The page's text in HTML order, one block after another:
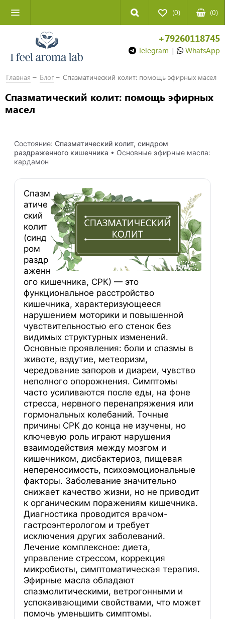
(0) (0)
+79260118745
Telegram | WhatsApp
Главная Блог Спазматический колит: помощь эфирных масел
Спазматический колит: помощь эфирных
масел
Состояние: Спазматический колит, синдром
раздраженного кишечника • Основные эфирные масла:
кардамон
Спазм
атиче
ский
колит
(синд
ром
раздр
аженн
ого кишечника, СРК) — это
функциональное расстройство
кишечника, характеризующееся
нарушением моторики и повышенной
чувствительностью его стенок без
видимых структурных изменений.
Основные проявления: боли и спазмы в
животе, вздутие, метеоризм,
чередование запоров и диареи, чувство
неполного опорожнения. Симптомы
часто усиливаются после еды, на фоне
стресса, нервного перенапряжения или
гормональных колебаний. Точные
причины СРК до конца не изучены, но
ключевую роль играют нарушения
взаимодействия между мозгом и
кишечником, дисбактериоз, пищевая
непереносимость, психоэмоциональные
факторы. Заболевание значительно
снижает качество жизни, но не приводит
к органическим поражениям кишечника.
Диагностика проводится врачом-
гастроэнтерологом и требует
исключения других заболеваний.
Лечение комплексное: диета,
управление стрессом, коррекция
микробиоты, симптоматическая терапия.
Эфирные масла обладают
спазмолитическими, ветрогонными и
успокаивающими свойствами, что может
помочь уменьшить симптомы.